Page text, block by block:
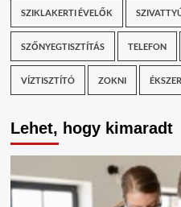
SZIKLAKERTI ÉVELŐK
SZŐNYEGTISZTÍTÁS TELEFON
VÍZTISZTÍTÓ ZOKNI
Lehet, hogy kimaradt